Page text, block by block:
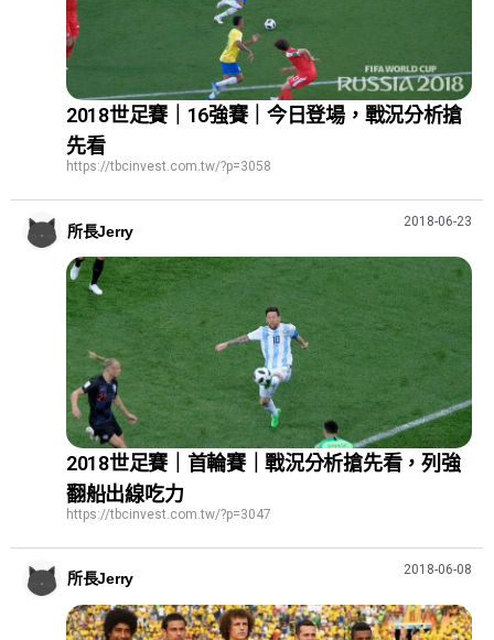
2018世足賽｜16強賽｜今日登場，戰況分析搶
先看
https://tbcinvest.com.tw/?p=3058
所長Jerry
2018-06-23
2018世足賽｜首輪賽｜戰況分析搶先看，列強
翻船出線吃力
https://tbcinvest.com.tw/?p=3047
所長Jerry
2018-06-08